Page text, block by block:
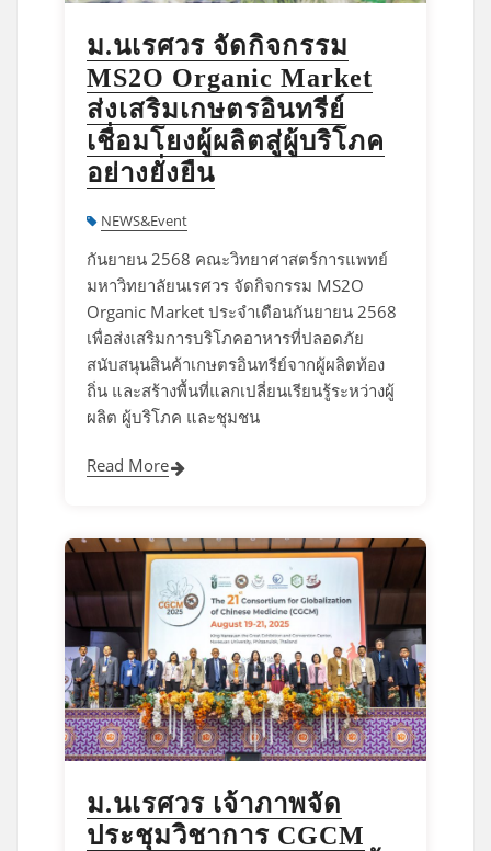
ม.นเรศวร จัดกิจกรรม
MS2O Organic Market
ส่งเสริมเกษตรอินทรีย์
เชื่อมโยงผู้ผลิตสู่ผู้บริโภค
อย่างยั่งยืน
NEWS&Event
กันยายน 2568 คณะวิทยาศาสตร์การแพทย์
มหาวิทยาลัยนเรศวร จัดกิจกรรม MS2O
Organic Market ประจำเดือนกันยายน 2568
เพื่อส่งเสริมการบริโภคอาหารที่ปลอดภัย
สนับสนุนสินค้าเกษตรอินทรีย์จากผู้ผลิตท้อง
ถิ่น และสร้างพื้นที่แลกเปลี่ยนเรียนรู้ระหว่างผู้
ผลิต ผู้บริโภค และชุมชน
Read More
ม.นเรศวร เจ้าภาพจัด
ประชุมวิชาการ CGCM